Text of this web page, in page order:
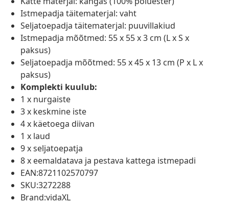
Istmepadja täitematerjal: vaht
Seljatoepadja täitematerjal: puuvillakiud
Istmepadja mõõtmed: 55 x 55 x 3 cm (L x S x
paksus)
Seljatoepadja mõõtmed: 55 x 45 x 13 cm (P x L x
paksus)
Komplekti kuulub:
1 x nurgaiste
3 x keskmine iste
4 x käetoega diivan
1 x laud
9 x seljatoepatja
8 x eemaldatava ja pestava kattega istmepadi
EAN:8721102570797
SKU:3272288
Brand:vidaXL